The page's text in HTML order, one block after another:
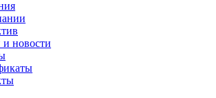
и новости